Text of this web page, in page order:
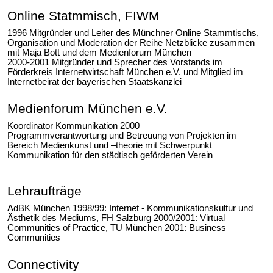
Online Statmmisch, FIWM
1996 Mitgründer und Leiter des Münchner Online Stammtischs,
Organisation und Moderation der Reihe Netzblicke zusammen
mit Maja Bott und dem Medienforum München
2000-2001 Mitgründer und Sprecher des Vorstands im
Förderkreis Internetwirtschaft München e.V. und Mitglied im
Internetbeirat der bayerischen Staatskanzlei
Medienforum München e.V.
Koordinator Kommunikation 2000
Programmverantwortung und Betreuung von Projekten im
Bereich Medienkunst und –theorie mit Schwerpunkt
Kommunikation für den städtisch geförderten Verein
Lehraufträge
AdBK München 1998/99: Internet - Kommunikationskultur und
Ästhetik des Mediums, FH Salzburg 2000/2001: Virtual
Communities of Practice, TU München 2001: Business
Communities
Connectivity